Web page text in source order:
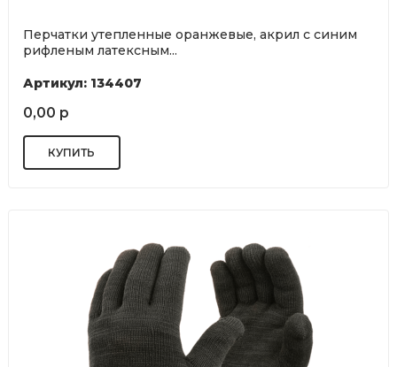
Перчатки утепленные оранжевые, акрил с синим
рифленым латексным...
Артикул: 134407
0,00 р